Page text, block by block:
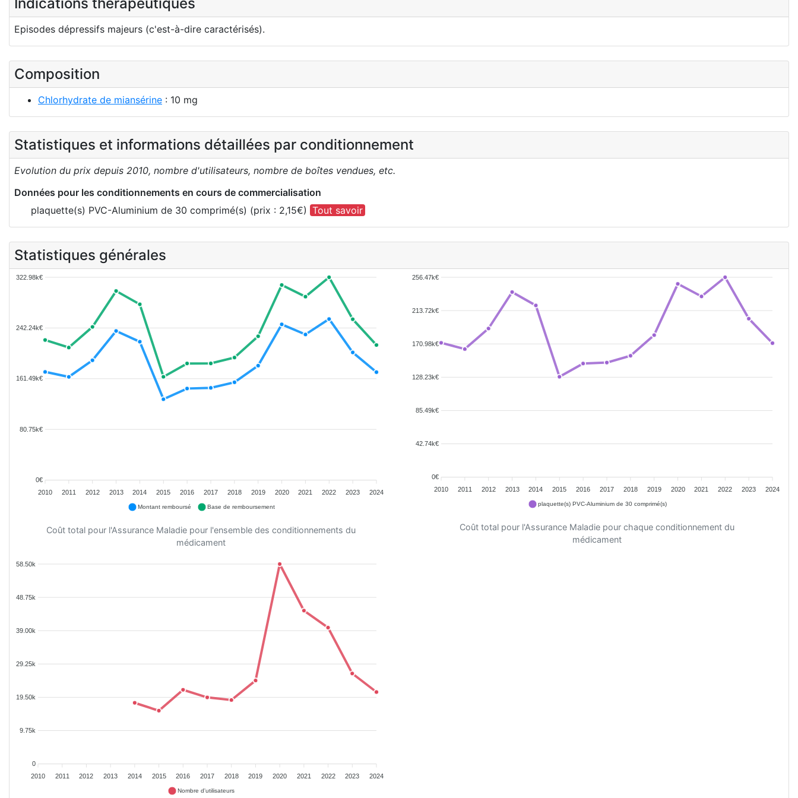
Episodes dépressifs majeurs (c'est-à-dire caractérisés).
Composition
Chlorhydrate de miansérine : 10 mg
Statistiques et informations détaillées par conditionnement
Evolution du prix depuis 2010, nombre d'utilisateurs, nombre de boîtes vendues, etc.
Données pour les conditionnements en cours de commercialisation
plaquette(s) PVC-Aluminium de 30 comprimé(s) (prix : 2,15€) Tout savoir
Statistiques générales
322.98k€
242.24k€
161.49k€
80.75k€
0€
2010
2011 2012 2013 2014 2015 2016 2017 2018 2019 2020 2021 2022 2023 2024
Montant remboursé Base de remboursement
Coût total pour l'Assurance Maladie pour l'ensemble des conditionnements du
médicament
256.47k€
213.72k€
170.98k€
128.23k€
85.49k€
42.74k€
0€
2010
2011 2012 2013 2014 2015 2016 2017 2018 2019 2020 2021 2022 2023 2024
plaquette(s) PVC-Aluminium de 30 comprimé(s)
Coût total pour l'Assurance Maladie pour chaque conditionnement du
médicament
58.50k
48.75k
39.00k
29.25k
19.50k
9.75k
0
2010
2011 2012 2013 2014 2015 2016 2017 2018 2019 2020 2021 2022 2023 2024
Nombre d'utilisateurs